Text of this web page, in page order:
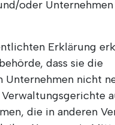
oder Unternehmen
Erklärung
dass sie die
Unternehmen nicht
die in anderen